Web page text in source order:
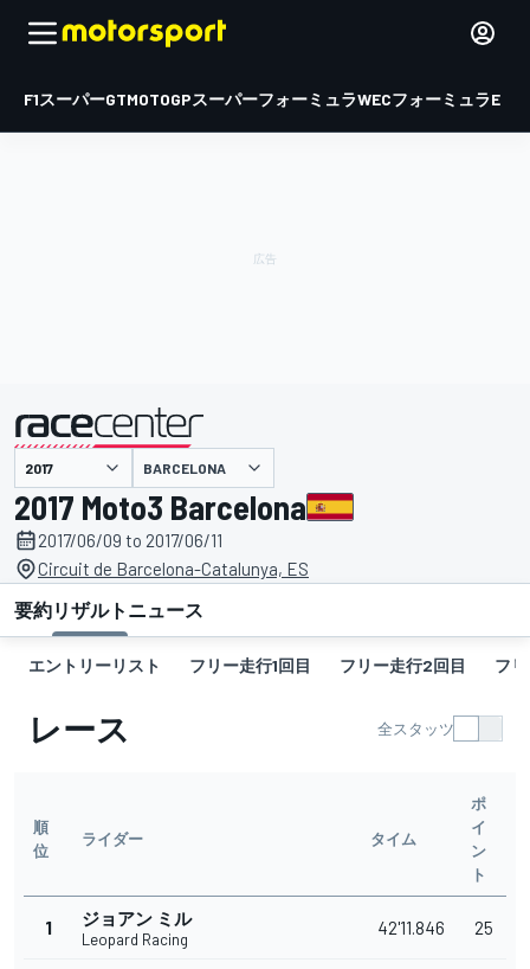
F1スーパーGTMOTOGPスーパーフォーミュラWECフォーミュラE
主催 BARCELONA
2017 Moto3 Barcelona
2017/06/09 to 2017/06/11
Circuit de Barcelona-Catalunya, ES
要約リザルト ニュース
エントリーリスト フリー走行1回目 フリー走行2回目 フ
レース 全スタッツ
順
位
ライダー タイム
ポ
イ
ン
ト
1 ジョアン ミル
Leopard Racing
42'11.846 25